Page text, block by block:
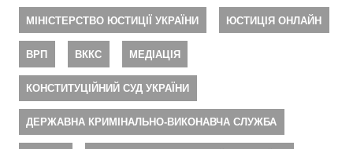
МІНІСТЕРСТВО ЮСТИЦІЇ УКРАЇНИ ЮСТИЦІЯ ОНЛАЙН
ВРП ВККС МЕДІАЦІЯ
КОНСТИТУЦІЙНИЙ СУД УКРАЇНИ
ДЕРЖАВНА КРИМІНАЛЬНО-ВИКОНАВЧА СЛУЖБА